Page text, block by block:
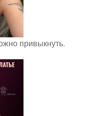
привыкнуть.